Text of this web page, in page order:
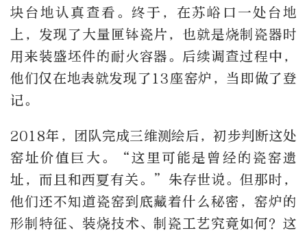
块台地认真查看。终于，在苏峪口一处台地
上，发现了大量匣钵瓷片，也就是烧制瓷器时
用来装盛坯件的耐火容器。后续调查过程中，
他们仅在地表就发现了13座窑炉，当即做了登
记。
2018年，团队完成三维测绘后，初步判断这处
窑址价值巨大。“这里可能是曾经的瓷窑遗
址，而且和西夏有关。”朱存世说。但那时，
他们还不知道瓷窑到底藏着什么秘密，窑炉的
形制特征、装烧技术、制瓷工艺究竟如何？这